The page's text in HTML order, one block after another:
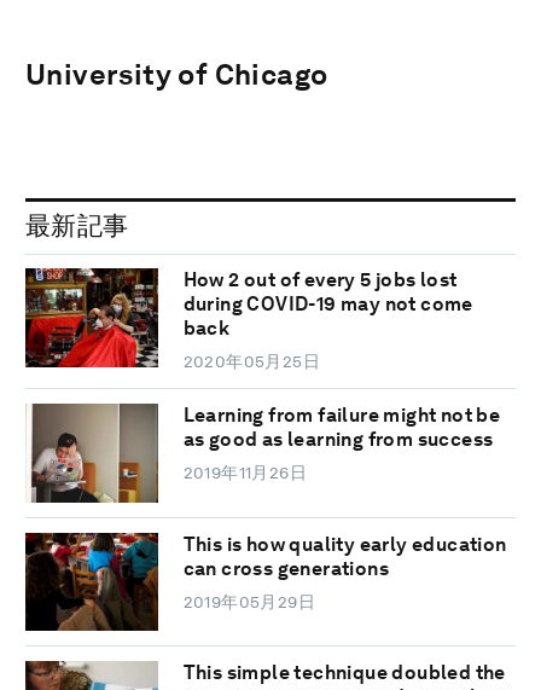
University of Chicago
最新記事
How 2 out of every 5 jobs lost
during COVID-19 may not come
back
2020年05月25日
Learning from failure might not be
as good as learning from success
2019年11月26日
This is how quality early education
can cross generations
2019年05月29日
This simple technique doubled the